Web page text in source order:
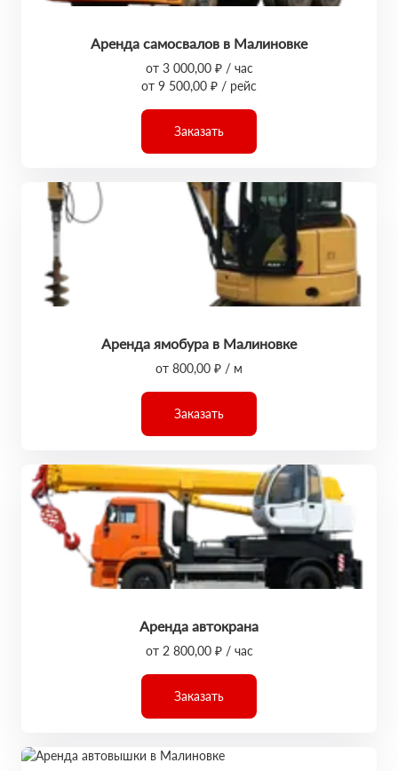
Аренда самосвалов в Малиновке
от 3 000,00 ₽ / час
от 9 500,00 ₽ / рейс
Заказать
Аренда ямобура в Малиновке
от 800,00 ₽ / м
Заказать
Аренда автокрана
от 2 800,00 ₽ / час
Заказать